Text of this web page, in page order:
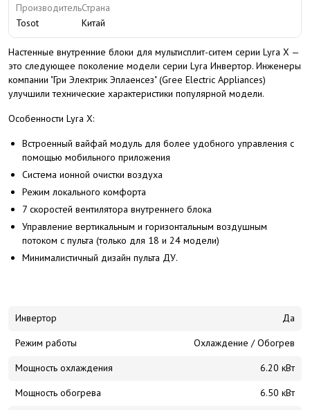
Производитель
Tosot
Страна
Китай
Настенные внутренние блоки для мультисплит-ситем серии Lyra X —
это следующее поколение модели серии Lyra Инвертор. Инженеры
компании "Гри Электрик Эплаенсез" (Gree Electric Appliances)
улучшили технические характеристики популярной модели.
Особенности Lyra X:
Встроенный вайфай модуль для более удобного управления с
помощью мобильного приложения
Система ионной очистки воздуха
Режим локального комфорта
7 скоростей вентилятора внутреннего блока
Управление вертикальным и горизонтальным воздушным
потоком с пульта (только для 18 и 24 модели)
Минималистичный дизайн пульта ДУ.
Инвертор
Да
Режим работы
Охлаждение / Обогрев
Мощность охлаждения
6.20 кВт
Мощность обогрева
6.50 кВт